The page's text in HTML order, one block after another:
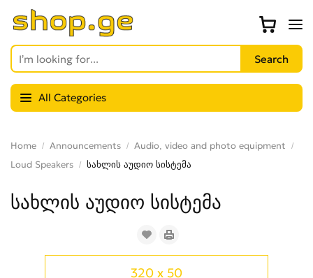
All Categories
Home Announcements
Audio, video and photo equipment
Loud Speakers
სახლის აუდიო სისტემა
სახლის აუდიო სისტემა
320 x 50